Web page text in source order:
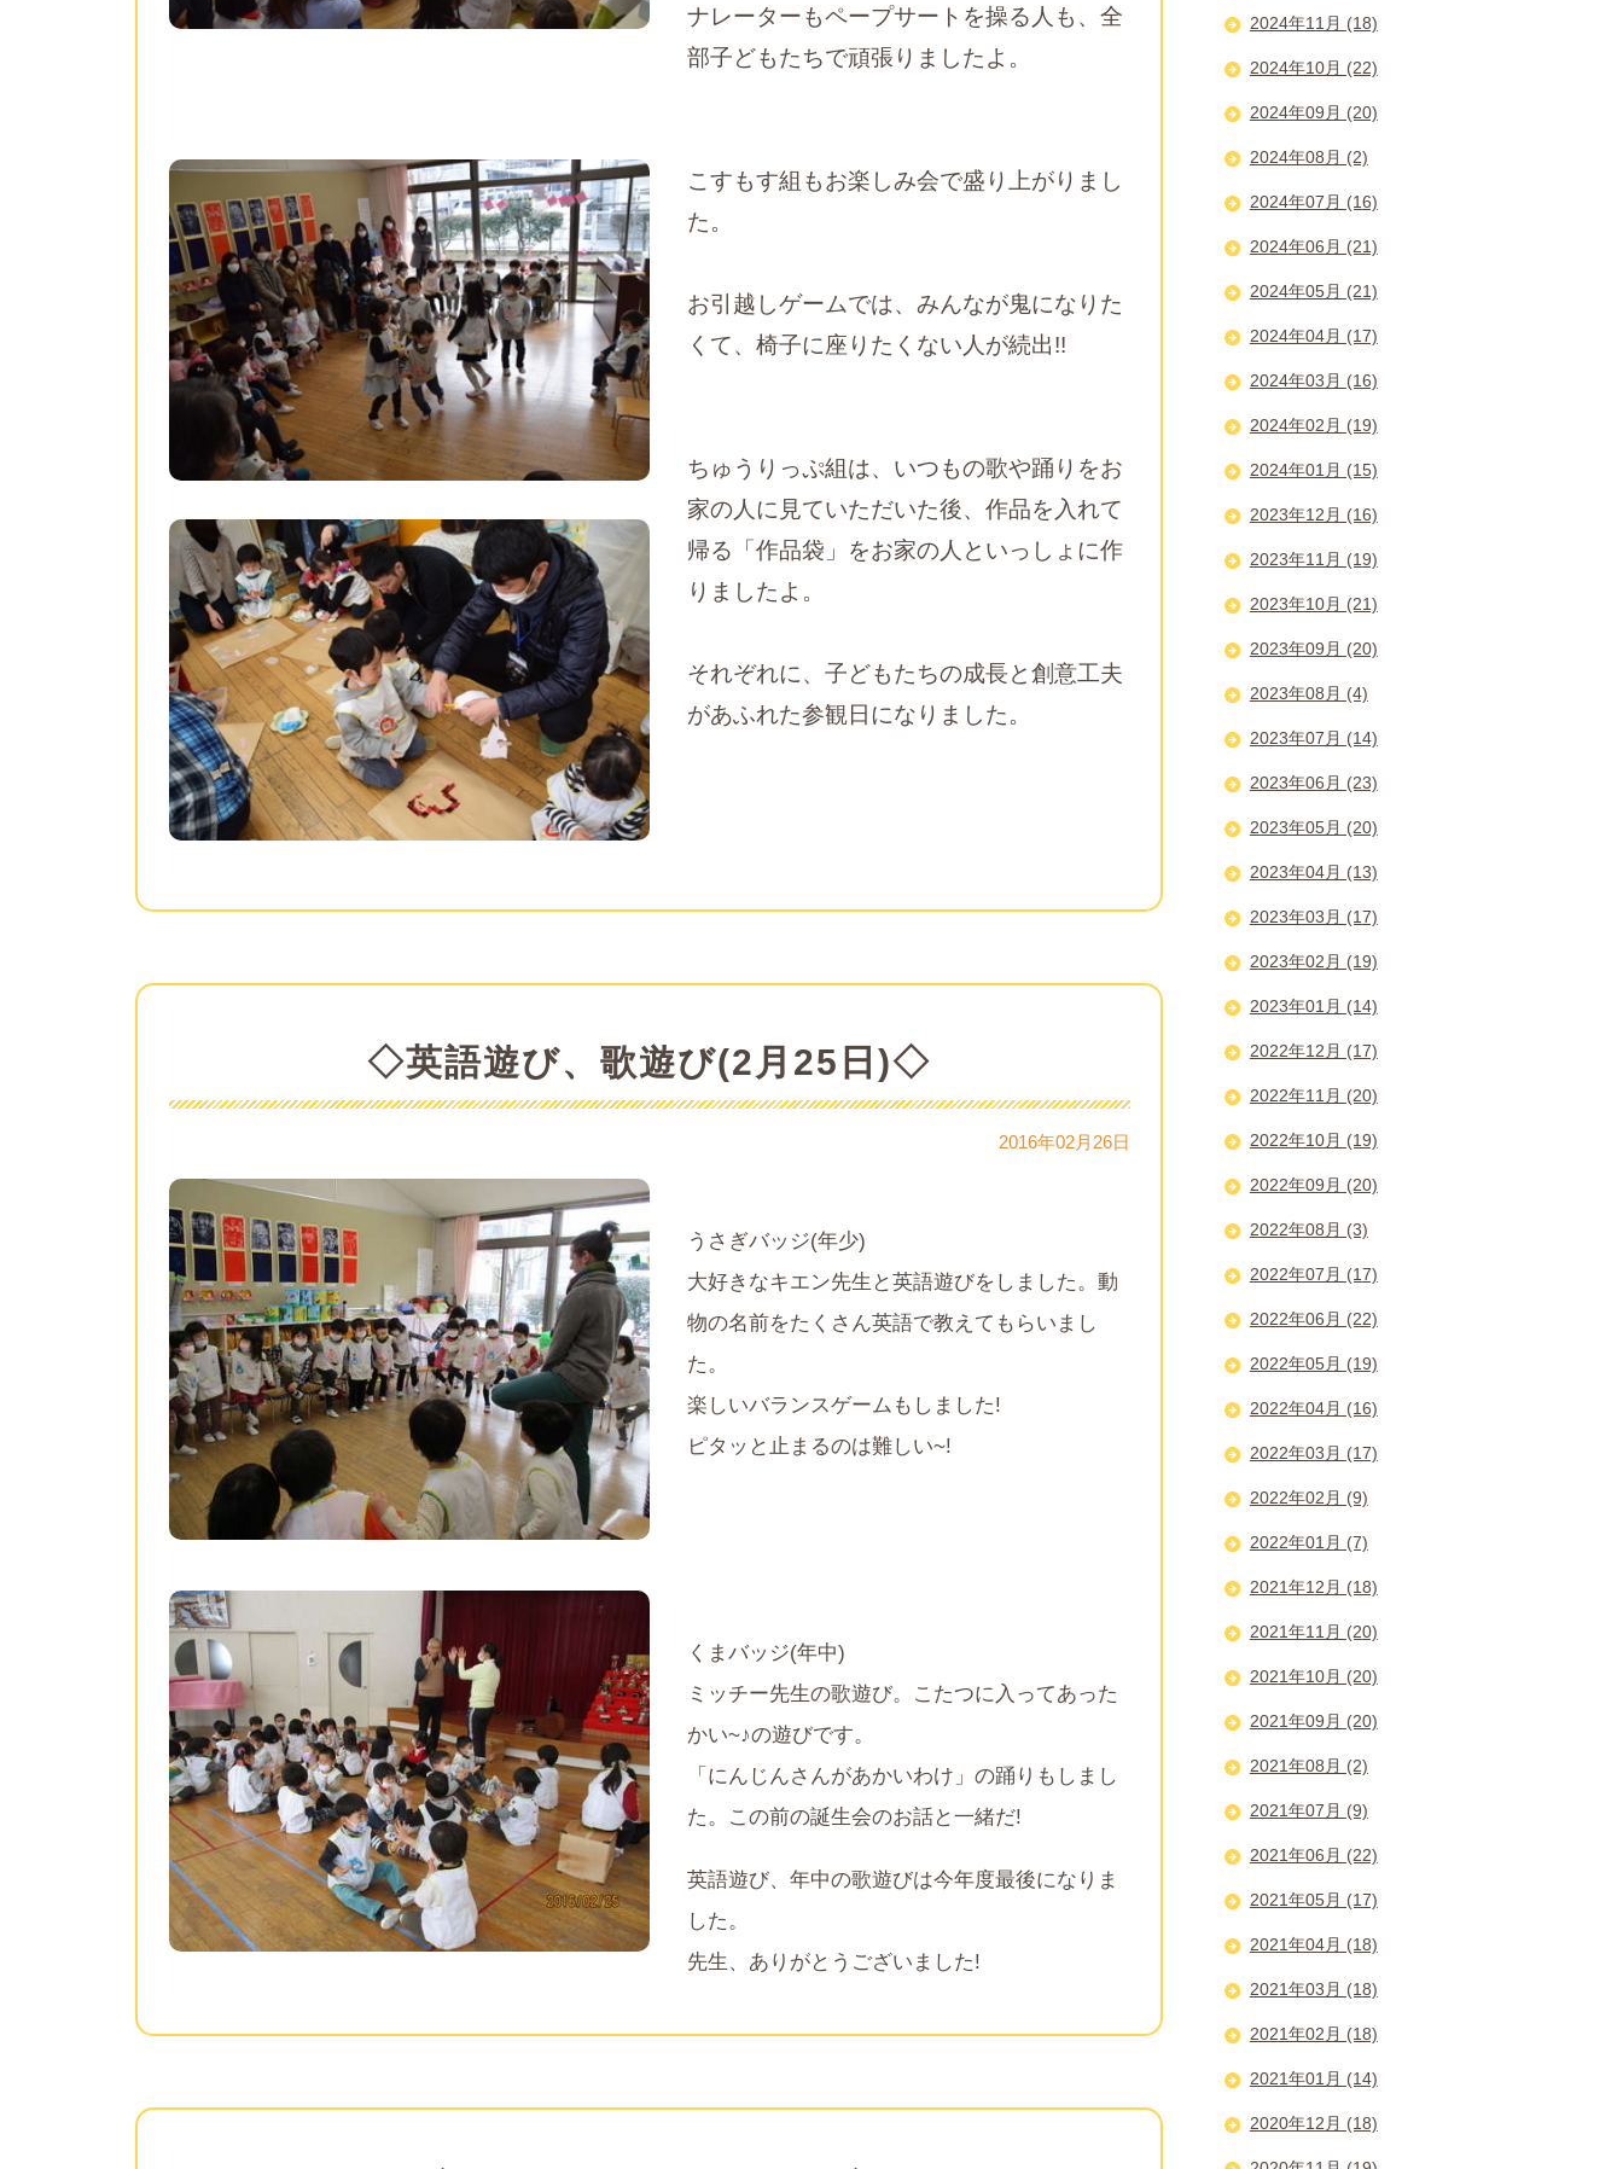
ナレーターもペープサートを操る人も、全
部子どもたちで頑張りましたよ。
こすもす組もお楽しみ会で盛り上がりまし
た。
お引越しゲームでは、みんなが鬼になりた
くて、椅子に座りたくない人が続出!!
ちゅうりっぷ組は、いつもの歌や踊りをお
家の人に見ていただいた後、作品を入れて
帰る「作品袋」をお家の人といっしょに作
りましたよ。
それぞれに、子どもたちの成長と創意工夫
があふれた参観日になりました。
◇英語遊び、歌遊び(2月25日)◇
2016年02月26日
うさぎバッジ(年少)
大好きなキエン先生と英語遊びをしました。動
物の名前をたくさん英語で教えてもらいまし
た。
楽しいバランスゲームもしました!
ピタッと止まるのは難しい~!
くまバッジ(年中)
ミッチー先生の歌遊び。こたつに入ってあった
かい~♪の遊びです。
「にんじんさんがあかいわけ」の踊りもしまし
た。この前の誕生会のお話と一緒だ!
英語遊び、年中の歌遊びは今年度最後になりま
した。
先生、ありがとうございました!
2024年11月 (18)
2024年10月 (22)
2024年09月 (20)
2024年08月 (2)
2024年07月 (16)
2024年06月 (21)
2024年05月 (21)
2024年04月 (17)
2024年03月 (16)
2024年02月 (19)
2024年01月 (15)
2023年12月 (16)
2023年11月 (19)
2023年10月 (21)
2023年09月 (20)
2023年08月 (4)
2023年07月 (14)
2023年06月 (23)
2023年05月 (20)
2023年04月 (13)
2023年03月 (17)
2023年02月 (19)
2023年01月 (14)
2022年12月 (17)
2022年11月 (20)
2022年10月 (19)
2022年09月 (20)
2022年08月 (3)
2022年07月 (17)
2022年06月 (22)
2022年05月 (19)
2022年04月 (16)
2022年03月 (17)
2022年02月 (9)
2022年01月 (7)
2021年12月 (18)
2021年11月 (20)
2021年10月 (20)
2021年09月 (20)
2021年08月 (2)
2021年07月 (9)
2021年06月 (22)
2021年05月 (17)
2021年04月 (18)
2021年03月 (18)
2021年02月 (18)
2021年01月 (14)
2020年12月 (18)